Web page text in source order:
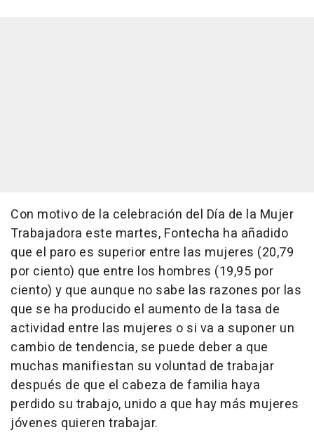
Con motivo de la celebración del Día de la Mujer
Trabajadora este martes, Fontecha ha añadido
que el paro es superior entre las mujeres (20,79
por ciento) que entre los hombres (19,95 por
ciento) y que aunque no sabe las razones por las
que se ha producido el aumento de la tasa de
actividad entre las mujeres o si va a suponer un
cambio de tendencia, se puede deber a que
muchas manifiestan su voluntad de trabajar
después de que el cabeza de familia haya
perdido su trabajo, unido a que hay más mujeres
jóvenes quieren trabajar.